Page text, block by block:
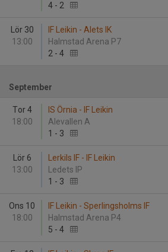
4 - 2
Lör 30
13:00
IF Leikin - Alets IK
Halmstad Arena P7
2 - 4
September
Tor 4
18:00
IS Örnia - IF Leikin
Alevallen A
1 - 3
Lör 6
13:00
Lerkils IF - IF Leikin
Ledets IP
1 - 3
Ons 10
18:00
IF Leikin - Sperlingsholms IF
Halmstad Arena P4
5 - 4